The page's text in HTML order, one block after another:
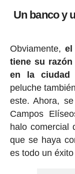
Un banco y
Obviamente, el
tiene su
en la ciudad
peluche
este. Ahora,
Campos
halo comercial
que se haya
es todo un